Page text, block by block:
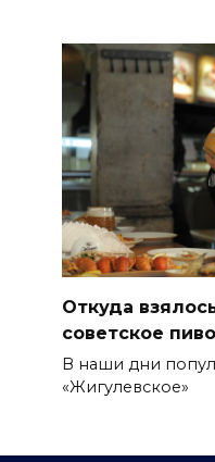
Откуда
советское
В наши дни
«Жигулевское»